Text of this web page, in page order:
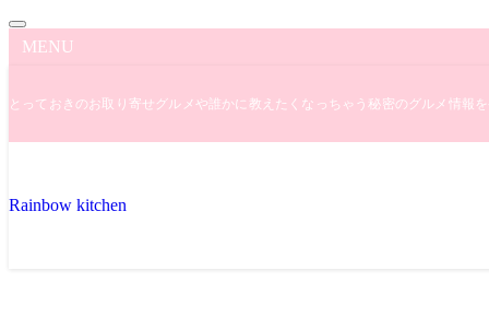
MENU
とっておきのお取り寄せグルメや誰かに教えたくなっちゃう秘密のグルメ情報
Rainbow kitchen